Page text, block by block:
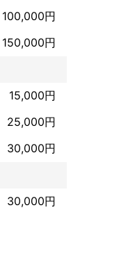
100,000円
150,000円
15,000円
25,000円
30,000円
30,000円